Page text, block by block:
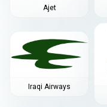
Ajet
Iraqi Airways